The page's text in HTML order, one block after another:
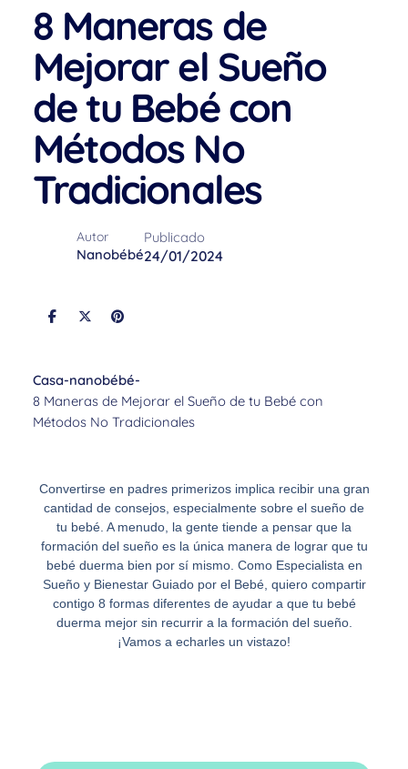
8 Maneras de
Mejorar el Sueño
de tu Bebé con
Métodos No
Tradicionales
Autor
Nanobébé
Publicado
24/01/2024
Casa-nanobébé-
8 Maneras de Mejorar el Sueño de tu Bebé con
Métodos No Tradicionales
Convertirse en padres primerizos implica recibir una gran
cantidad de consejos, especialmente sobre el sueño de
tu bebé. A menudo, la gente tiende a pensar que la
formación del sueño es la única manera de lograr que tu
bebé duerma bien por sí mismo. Como Especialista en
Sueño y Bienestar Guiado por el Bebé, quiero compartir
contigo 8 formas diferentes de ayudar a que tu bebé
duerma mejor sin recurrir a la formación del sueño.
¡Vamos a echarles un vistazo!